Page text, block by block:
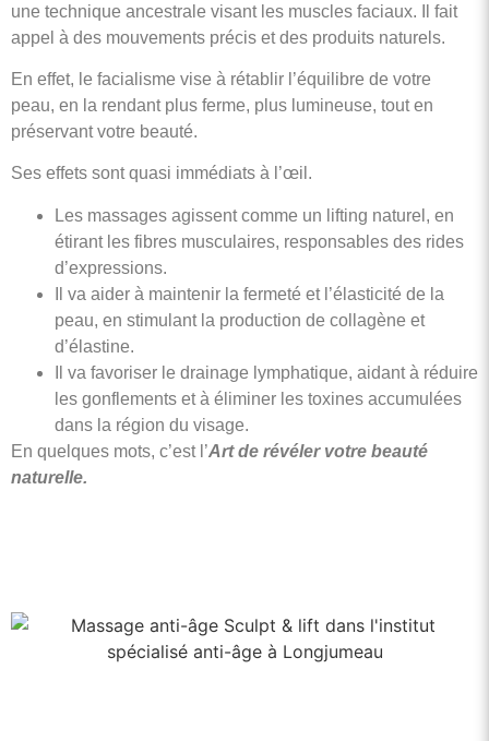
une technique ancestrale visant les muscles faciaux. Il fait
appel à des mouvements précis et des produits naturels.
En effet, le facialisme vise à rétablir l’équilibre de votre
peau, en la rendant plus ferme, plus lumineuse, tout en
préservant votre beauté.
Ses effets sont quasi immédiats à l’œil.
Les massages agissent comme un lifting naturel, en
étirant les fibres musculaires, responsables des rides
d’expressions.
Il va aider à maintenir la fermeté et l’élasticité de la
peau, en stimulant la production de collagène et
d’élastine.
Il va favoriser le drainage lymphatique, aidant à réduire
les gonflements et à éliminer les toxines accumulées
dans la région du visage.
En quelques mots, c’est l’Art de révéler votre beauté
naturelle.